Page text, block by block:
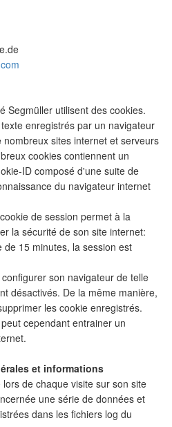
Segmüller utilisent des cookies.
enregistrés par un navigateur
sites internet et serveurs
cookies contiennent un
ID composé d'une suite de
du navigateur internet
de session permet à la
la sécurité de son site internet:
15 minutes, la session est
son navigateur de telle
désactivés. De la même manière,
les cookie enregistrés.
cependant entrainer un
et informations
de chaque visite sur son site
une série de données et
dans les fichiers log du